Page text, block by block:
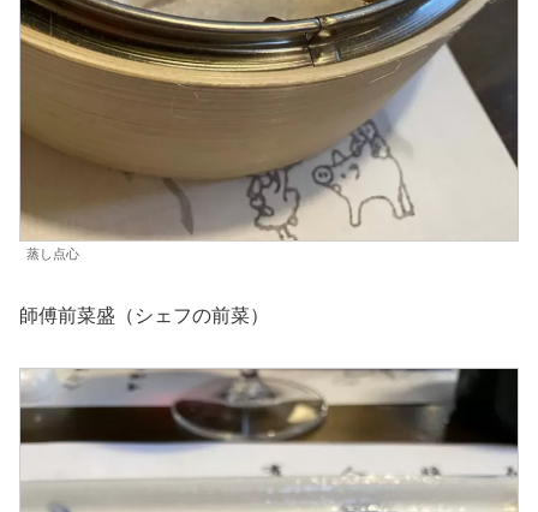
蒸し点心
師傅前菜盛（シェフの前菜）